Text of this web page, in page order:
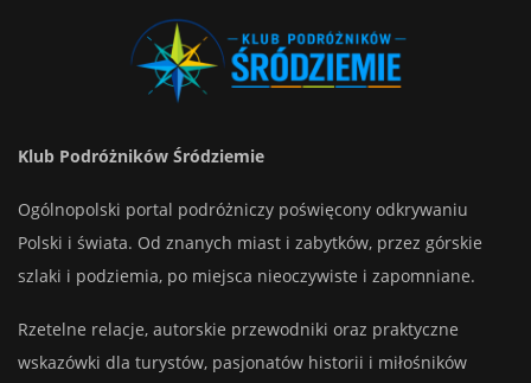
Klub Podróżników Śródziemie
Ogólnopolski portal podróżniczy poświęcony odkrywaniu
Polski i świata. Od znanych miast i zabytków, przez górskie
szlaki i podziemia, po miejsca nieoczywiste i zapomniane.
Rzetelne relacje, autorskie przewodniki oraz praktyczne
wskazówki dla turystów, pasjonatów historii i miłośników